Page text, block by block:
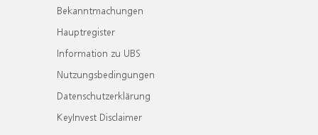
Bekanntmachungen
Hauptregister
Information zu UBS
Nutzungsbedingungen
Datenschutzerklärung
KeyInvest Disclaimer